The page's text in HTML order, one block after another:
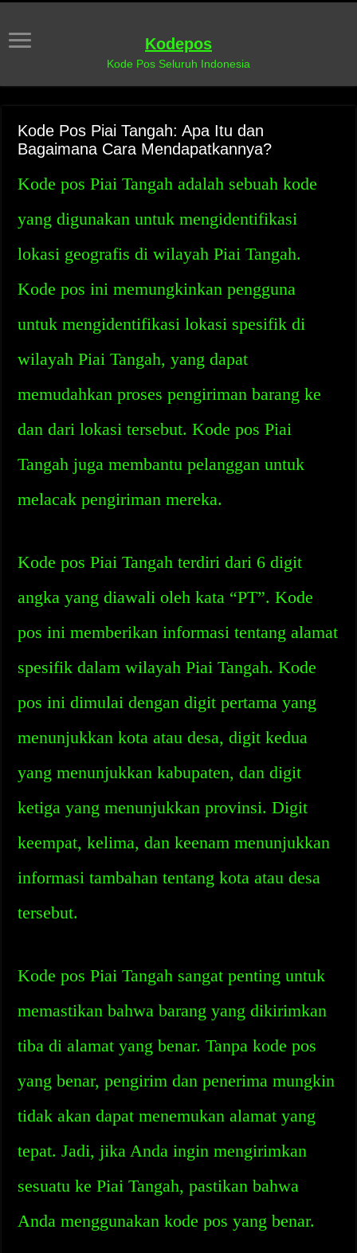
Kodepos
Kode Pos Seluruh Indonesia
Kode Pos Piai Tangah: Apa Itu dan
Bagaimana Cara Mendapatkannya?
Kode pos Piai Tangah adalah sebuah kode
yang digunakan untuk mengidentifikasi
lokasi geografis di wilayah Piai Tangah.
Kode pos ini memungkinkan pengguna
untuk mengidentifikasi lokasi spesifik di
wilayah Piai Tangah, yang dapat
memudahkan proses pengiriman barang ke
dan dari lokasi tersebut. Kode pos Piai
Tangah juga membantu pelanggan untuk
melacak pengiriman mereka.
Kode pos Piai Tangah terdiri dari 6 digit
angka yang diawali oleh kata “PT”. Kode
pos ini memberikan informasi tentang alamat
spesifik dalam wilayah Piai Tangah. Kode
pos ini dimulai dengan digit pertama yang
menunjukkan kota atau desa, digit kedua
yang menunjukkan kabupaten, dan digit
ketiga yang menunjukkan provinsi. Digit
keempat, kelima, dan keenam menunjukkan
informasi tambahan tentang kota atau desa
tersebut.
Kode pos Piai Tangah sangat penting untuk
memastikan bahwa barang yang dikirimkan
tiba di alamat yang benar. Tanpa kode pos
yang benar, pengirim dan penerima mungkin
tidak akan dapat menemukan alamat yang
tepat. Jadi, jika Anda ingin mengirimkan
sesuatu ke Piai Tangah, pastikan bahwa
Anda menggunakan kode pos yang benar.